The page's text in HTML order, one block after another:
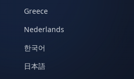
Greece
Nederlands
한국어
日本語